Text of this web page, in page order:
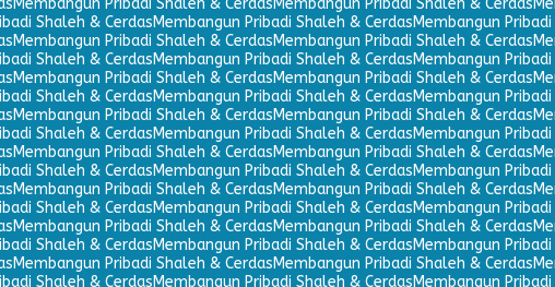
Membangun Pribadi Shaleh & CerdasMembangun Pribadi Shaleh & Cerdas
Shaleh & CerdasMembangun Pribadi Shaleh & CerdasMembangun
Membangun Pribadi Shaleh & CerdasMembangun Pribadi Shaleh & Cerdas
Shaleh & CerdasMembangun Pribadi Shaleh & CerdasMembangun
Membangun Pribadi Shaleh & CerdasMembangun Pribadi Shaleh & Cerdas
Shaleh & CerdasMembangun Pribadi Shaleh & CerdasMembangun
Membangun Pribadi Shaleh & CerdasMembangun Pribadi Shaleh & Cerdas
Shaleh & CerdasMembangun Pribadi Shaleh & CerdasMembangun
Membangun Pribadi Shaleh & CerdasMembangun Pribadi Shaleh & Cerdas
Shaleh & CerdasMembangun Pribadi Shaleh & CerdasMembangun
Membangun Pribadi Shaleh & CerdasMembangun Pribadi Shaleh & Cerdas
Shaleh & CerdasMembangun Pribadi Shaleh & CerdasMembangun
Membangun Pribadi Shaleh & CerdasMembangun Pribadi Shaleh & Cerdas
Shaleh & CerdasMembangun Pribadi Shaleh & CerdasMembangun
Membangun Pribadi Shaleh & CerdasMembangun Pribadi Shaleh & Cerdas
Shaleh & CerdasMembangun Pribadi Shaleh & CerdasMembangun